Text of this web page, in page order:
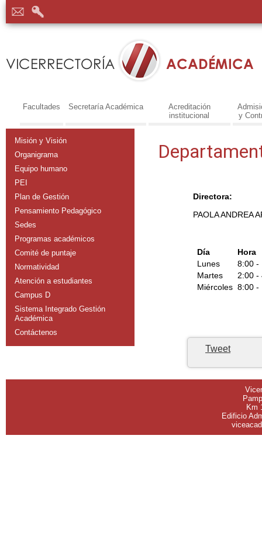
Facultades Secretaría Académica
Acreditación
institucional
y
Misión y Visión
Organigrama
Equipo humano
PEI
Plan de Gestión
Pensamiento Pedagógico
Sedes
Programas académicos
Comité de puntaje
Normatividad
Atención a estudiantes
Campus D
Sistema Integrado Gestión
Académica
Contáctenos
Directora:
PAOLA ANDREA
Día
Hora
Lunes
8:00 -
Martes
2:00 -
Miércoles 8:00 -
Tweet
Km
Edificio